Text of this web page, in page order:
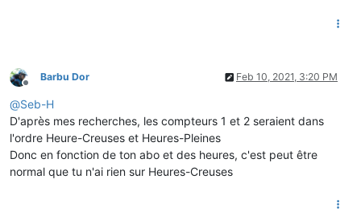
Offline
Barbu Dor Feb 10, 2021, 3:20 PM
@Seb-H
D'après mes recherches, les compteurs 1 et 2 seraient dans
l'ordre Heure-Creuses et Heures-Pleines
Donc en fonction de ton abo et des heures, c'est peut être
normal que tu n'ai rien sur Heures-Creuses